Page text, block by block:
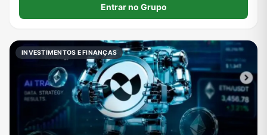
Entrar no Grupo
INVESTIMENTOS E FINANÇAS